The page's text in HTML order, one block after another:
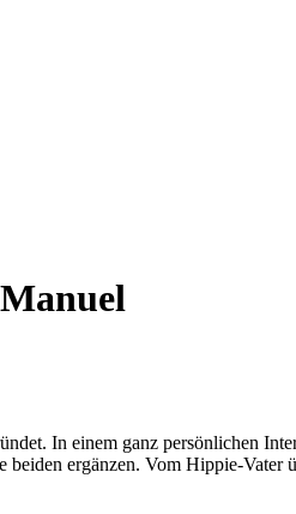
In einem ganz persönlichen
ergänzen. Vom Hippie-